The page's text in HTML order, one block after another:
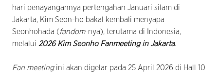
hari penayangannya pertengahan Januari silam di
Jakarta, Kim Seon-ho bakal kembali menyapa
Seonhohada (fandom-nya), terutama di Indonesia,
melalui 2026 Kim Seonho Fanmeeting in Jakarta.
Fan meetingini akan digelar pada 25 April 2026 di Hall 10